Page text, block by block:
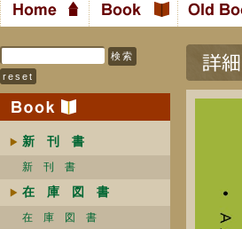
新 刊 書
新 刊 書
在 庫 図 書
在 庫 図 書